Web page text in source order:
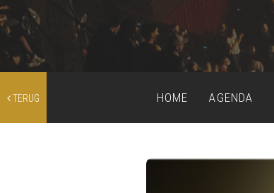
TERUG HOME AGENDA